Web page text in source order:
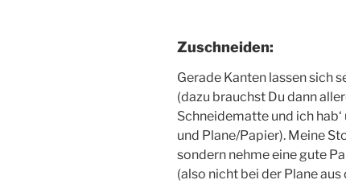
Zuschneiden:
Gera­de Kan­ten las­sen sich
(dazu brauchst Du dann
Schnei­de­mat­te und ich
und Plane/Papier). Mei­ne
son­dern neh­me eine gute
(also nicht bei der Pla­ne